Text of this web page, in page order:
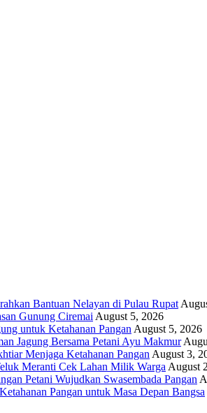
Bantuan Nelayan di Pulau Rupat
Gunung Ciremai August 5, 2026
untuk Ketahanan Pangan August 5, 2026
Jagung Bersama Petani Ayu Makmur
Menjaga Ketahanan Pangan August 3,
Meranti Cek Lahan Milik Warga August
Petani Wujudkan Swasembada Pangan
Pangan untuk Masa Depan Bangsa